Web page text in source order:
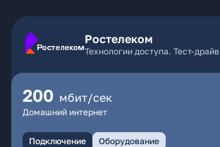
Ростелеком
Технологии доступа. Тест-драйв
200 мбит/сек
Домашний интернет
Подключение Оборудование